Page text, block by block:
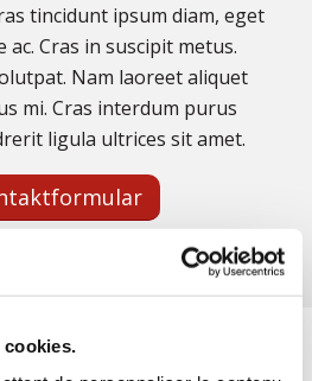
tincidunt ipsum diam, eget
Cras in suscipit metus.
Nam laoreet aliquet
mi. Cras interdum purus
ligula ultrices sit amet.